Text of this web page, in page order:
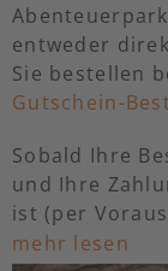
entweder
Sie bestellen
Gutschein-
Sobald Ihre
und Ihre
ist (per
wir Ihnen den
mehr lesen